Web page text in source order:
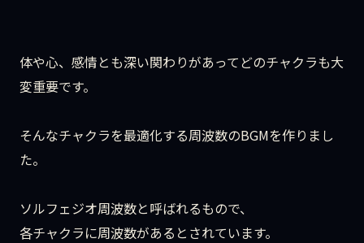
体や心、感情とも深い関わりがあってどのチャクラも大
変重要です。
そんなチャクラを最適化する周波数のBGMを作りまし
た。
ソルフェジオ周波数と呼ばれるもので、
各チャクラに周波数があるとされています。